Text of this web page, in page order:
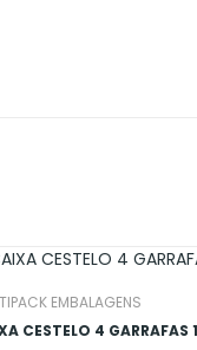
EMBALAGENS